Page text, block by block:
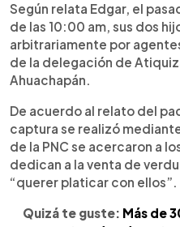
Según relata Edgar, el
de las 10:00 am, sus dos
arbitrariamente por
de la delegación de
Ahuachapán.
De acuerdo al relato del
captura se realizó
de la PNC se acercaron a
dedican a la venta de
“querer platicar con ellos”.
Quizá te guste: Más de